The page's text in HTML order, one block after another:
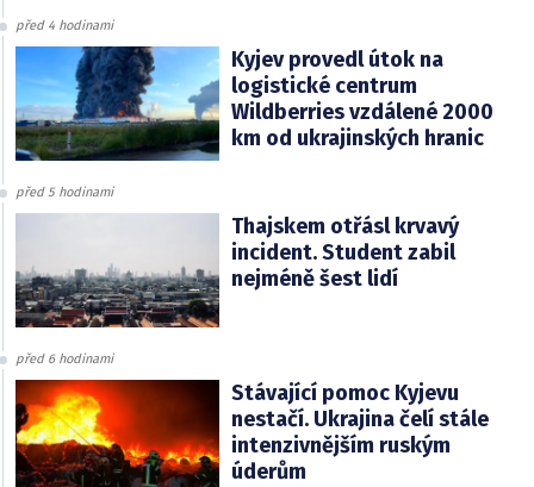
před 4 hodinami
Kyjev provedl útok na
logistické centrum
Wildberries vzdálené 2000
km od ukrajinských hranic
před 5 hodinami
Thajskem otřásl krvavý
incident. Student zabil
nejméně šest lidí
před 6 hodinami
Stávající pomoc Kyjevu
nestačí. Ukrajina čelí stále
intenzivnějším ruským
úderům